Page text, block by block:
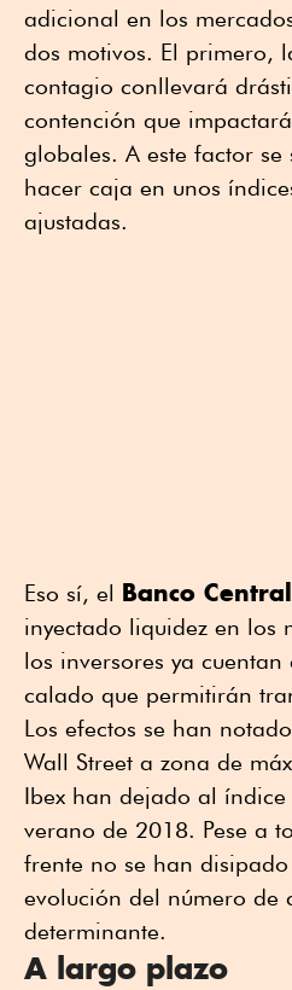
adicional en los
dos motivos. El primero,
contagio conllevará
contención que
globales. A este factor
hacer caja en unos
ajustadas.
Eso sí, el Banco
inyectado liquidez en los
los inversores ya
calado que permitirán
Los efectos se han
Wall Street a zona de
Ibex han dejado al índice
verano de 2018. Pese a
frente no se han
evolución del número de
determinante.
A largo plazo